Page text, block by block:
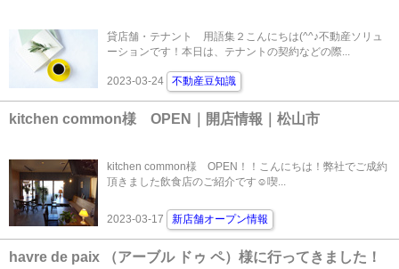
貸店舗・テナント 用語集２こんにちは(^^♪不動産ソリュ
ーションです！本日は、テナントの契約などの際...
2023-03-24 不動産豆知識
kitchen common様 OPEN｜開店情報｜松山市
kitchen common様 OPEN！！こんにちは！弊社でご成約
頂きました飲食店のご紹介です☺喫...
2023-03-17 新店舗オープン情報
havre de paix （アーブル ドゥ ペ）様に行ってきました！